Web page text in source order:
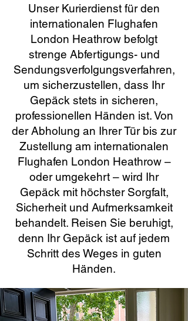
Unser Kurierdienst für den
internationalen Flughafen
London Heathrow befolgt
strenge Abfertigungs- und
Sendungsverfolgungsverfahren,
um sicherzustellen, dass Ihr
Gepäck stets in sicheren,
professionellen Händen ist. Von
der Abholung an Ihrer Tür bis zur
Zustellung am internationalen
Flughafen London Heathrow –
oder umgekehrt – wird Ihr
Gepäck mit höchster Sorgfalt,
Sicherheit und Aufmerksamkeit
behandelt. Reisen Sie beruhigt,
denn Ihr Gepäck ist auf jedem
Schritt des Weges in guten
Händen.